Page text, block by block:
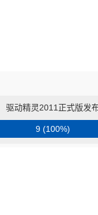
驱动精灵2011正式版发
9 (100%)